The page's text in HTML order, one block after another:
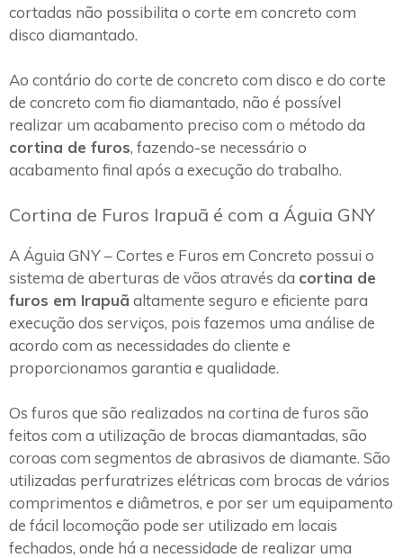
cortadas não possibilita o corte em concreto com
disco diamantado.
Ao contário do corte de concreto com disco e do corte
de concreto com fio diamantado, não é possível
realizar um acabamento preciso com o método da
cortina de furos, fazendo-se necessário o
acabamento final após a execução do trabalho.
Cortina de Furos Irapuã é com a Águia GNY
A Águia GNY – Cortes e Furos em Concreto possui o
sistema de aberturas de vãos através da cortina de
furos em Irapuã altamente seguro e eficiente para
execução dos serviços, pois fazemos uma análise de
acordo com as necessidades do cliente e
proporcionamos garantia e qualidade.
Os furos que são realizados na cortina de furos são
feitos com a utilização de brocas diamantadas, são
coroas com segmentos de abrasivos de diamante. São
utilizadas perfuratrizes elétricas com brocas de vários
comprimentos e diâmetros, e por ser um equipamento
de fácil locomoção pode ser utilizado em locais
fechados, onde há a necessidade de realizar uma